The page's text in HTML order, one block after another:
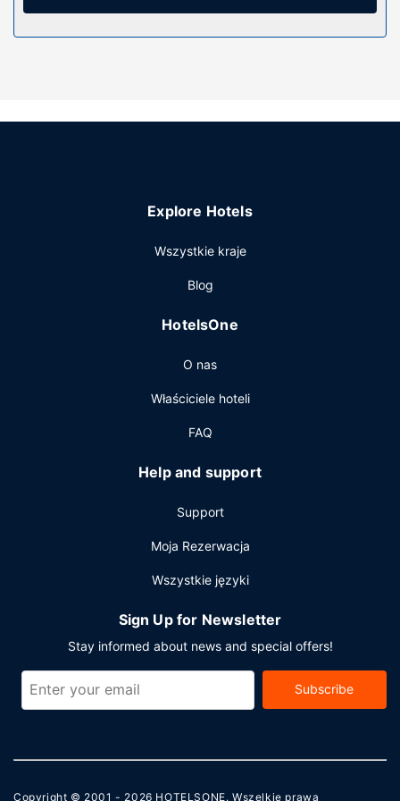
Udogodnienia w obiekcie
Dostępne udogodnienia rekreacyjne to basen odkryty i
biletów/wycieczek.
Pozostałe udogodnienia
Udogodnienia biznesowe to usługi pralni chemicznej,
spotkanie w mieście Bang Saphan, hotel oferuje
łącznej powierzchni 100 m kw. (1076 stopy kwadratowe).
życzenie). Dostępna jest także taka usługa jak bezpłatne
Explore Hotels
Wszystkie kraje
Blog
HotelsOne
O nas
Właściciele hoteli
FAQ
Help and support
Support
Moja Rezerwacja
Wszystkie języki
Sign Up for Newsletter
Stay informed about news and special offers!
Subscribe
Copyright © 2001 - 2026 HOTELSONE. Wszelkie prawa